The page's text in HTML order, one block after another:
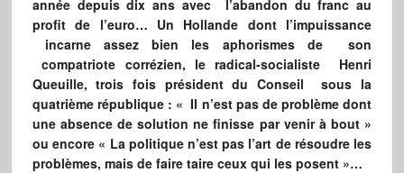
année depuis dix ans avec l’abandon du franc au
profit de l’euro… Un Hollande dont l’impuissance
incarne assez bien les aphorismes de son
compatriote corrézien, le radical-socialiste Henri
Queuille, trois fois président du Conseil sous la
quatrième république : « Il n’est pas de problème dont
une absence de solution ne finisse par venir à bout »
ou encore « La politique n’est pas l’art de résoudre les
problèmes, mais de faire taire ceux qui les posent »…